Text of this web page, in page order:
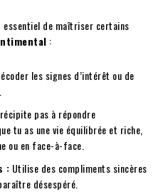
de maîtriser certains
:
les signes d’intérêt ou de
pas à répondre
tu as une vie équilibrée et riche,
ou en face-à-face.
: Utilise des compliments sincères
désespéré.